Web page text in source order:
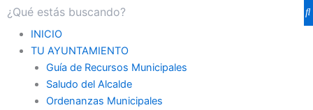
INICIO
TU AYUNTAMIENTO
Guía de Recursos Municipales
Saludo del Alcalde
Ordenanzas Municipales